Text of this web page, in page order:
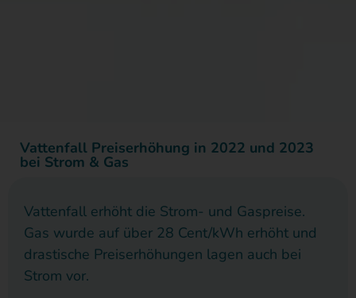
Vattenfall Preiserhöhung in 2022 und 2023
bei Strom & Gas
Vattenfall erhöht die Strom- und Gaspreise.
Gas wurde auf über 28 Cent/kWh erhöht und
drastische Preiserhöhungen lagen auch bei
Strom vor.